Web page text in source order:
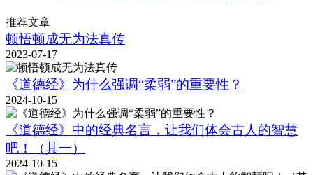
推荐文章
顿悟顿成无为法真传
2023-07-17
《道德经》为什么强调“柔弱”的重要性？
2024-10-15
《道德经》中的经典名言，让我们体会古人的智慧
吧！（其一）
2024-10-15